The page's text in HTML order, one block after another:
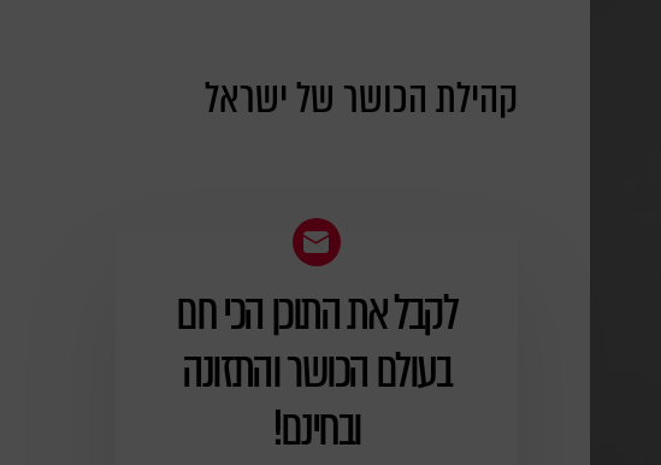
קהילת הכושר של ישראל
ניוזלטר
לקבל את התוכן הכי חם
בעולם הכושר והתזונה
ובחינם!